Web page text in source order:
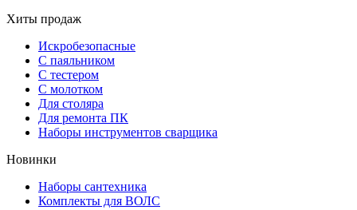
Хиты продаж
Искробезопасные
С паяльником
С тестером
С молотком
Для столяра
Для ремонта ПК
Наборы инструментов сварщика
Новинки
Наборы сантехника
Комплекты для ВОЛС